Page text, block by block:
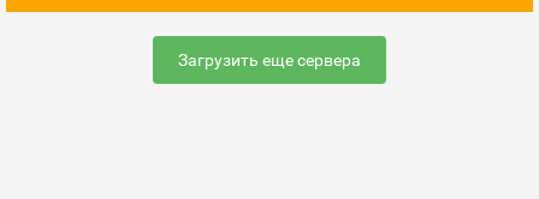
Загрузить еще сервера